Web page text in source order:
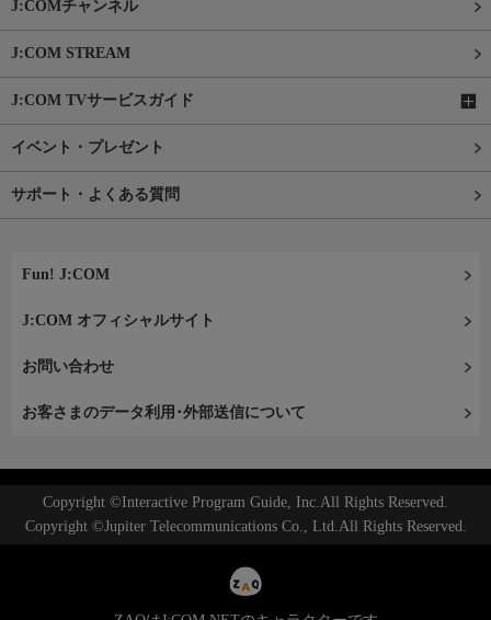
J:COMチャンネル
J:COM STREAM
J:COM TVサービスガイド
イベント・プレゼント
サポート・よくある質問
Fun! J:COM
J:COM オフィシャルサイト
お問い合わせ
お客さまのデータ利用･外部送信について
Copyright ©Interactive Program Guide, Inc.All Rights Reserved.
Copyright ©Jupiter Telecommunications Co., Ltd.All Rights Reserved.